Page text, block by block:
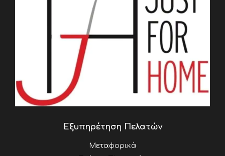
Εξυπηρέτηση Πελατών
Μεταφορικά